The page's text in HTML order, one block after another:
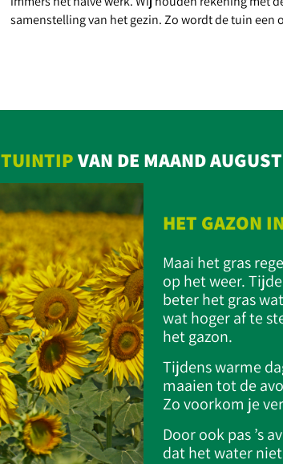
samenstelling van het gezin. Zo wordt de tuin een
TUINTIPVAN DE MAAND
HET GAZON
Maai het gras
op het weer.
beter het gras
wat hoger af te
het gazon.
Tijdens warme
maaien tot de
Zo voorkom je
Door ook pas ’s
dat het water